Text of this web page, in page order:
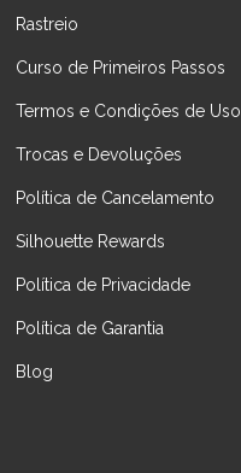
Rastreio
Curso de Primeiros Passos
Termos e Condições de Uso
Trocas e Devoluções
Política de Cancelamento
Silhouette Rewards
Política de Privacidade
Política de Garantia
Blog